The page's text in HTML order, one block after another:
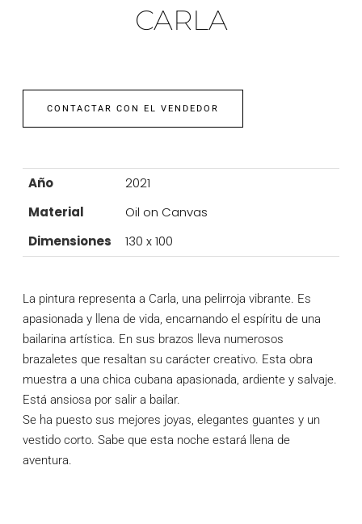
CARLA
CONTACTAR CON EL VENDEDOR
Año
2021
Material
Oil on Canvas
Dimensiones
130 x 100
La pintura representa a Carla, una pelirroja vibrante. Es
apasionada y llena de vida, encarnando el espíritu de una
bailarina artística. En sus brazos lleva numerosos
brazaletes que resaltan su carácter creativo. Esta obra
muestra a una chica cubana apasionada, ardiente y salvaje.
Está ansiosa por salir a bailar.
Se ha puesto sus mejores joyas, elegantes guantes y un
vestido corto. Sabe que esta noche estará llena de
aventura.